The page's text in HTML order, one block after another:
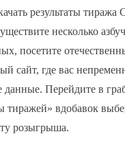
результаты тиража
несколько
посетите
сайт, где вас
данные. Перейдите в
тиражей» вдобавок
розыгрыша.